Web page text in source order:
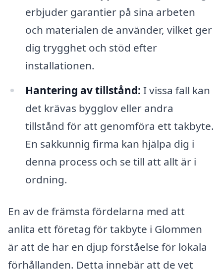
erbjuder garantier på sina arbeten
och materialen de använder, vilket ger
dig trygghet och stöd efter
installationen.
Hantering av tillstånd: I vissa fall kan
det krävas bygglov eller andra
tillstånd för att genomföra ett takbyte.
En sakkunnig firma kan hjälpa dig i
denna process och se till att allt är i
ordning.
En av de främsta fördelarna med att
anlita ett företag för takbyte i Glommen
är att de har en djup förståelse för lokala
förhållanden. Detta innebär att de vet